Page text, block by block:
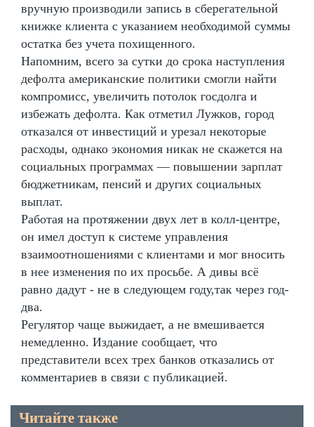
вручную производили запись в сберегательной
книжке клиента с указанием необходимой суммы
остатка без учета похищенного.
Напомним, всего за сутки до срока наступления
дефолта американские политики смогли найти
компромисс, увеличить потолок госдолга и
избежать дефолта. Как отметил Лужков, город
отказался от инвестиций и урезал некоторые
расходы, однако экономия никак не скажется на
социальных программах — повышении зарплат
бюджетникам, пенсий и других социальных
выплат.
Работая на протяжении двух лет в колл-центре,
он имел доступ к системе управления
взаимоотношениями с клиентами и мог вносить
в нее изменения по их просьбе. А дивы всё
равно дадут - не в следующем году,так через год-
два.
Регулятор чаще выжидает, а не вмешивается
немедленно. Издание сообщает, что
представители всех трех банков отказались от
комментариев в связи с публикацией.
Читайте также